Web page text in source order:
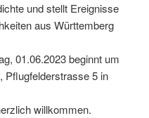
und stellt Ereignisse
aus Württemberg
01.06.2023 beginnt um
Pflugfelderstrasse 5 in
willkommen.